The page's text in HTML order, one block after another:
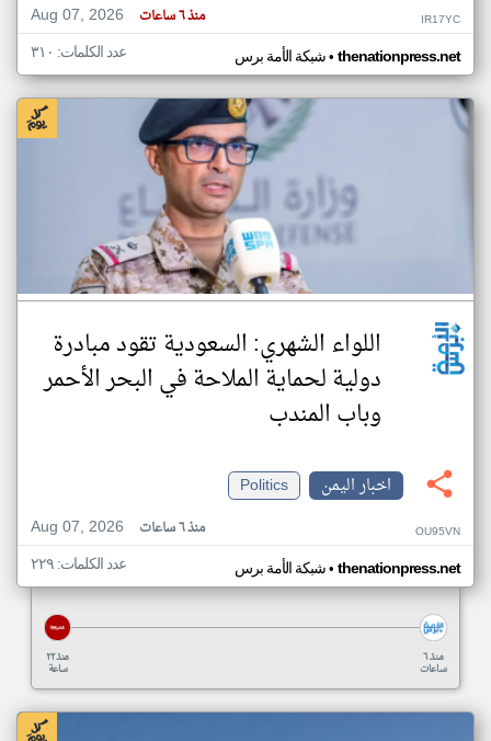
Aug 07, 2026
منذ ٦ ساعات IR17YC
شبكة الأمة برس• thenationpress.net عدد الكلمات: ٣١٠
اللواء الشهري: السعودية تقود مبادرة
دولية لحماية الملاحة في البحر الأحمر
وباب المندب
اخبار اليمن
Politics
Aug 07, 2026
منذ ٦ ساعات OU95VN
شبكة الأمة برس• thenationpress.net عدد الكلمات: ٢٢٩
منذ ٢٢
ساعة
منذ ٦
ساعات